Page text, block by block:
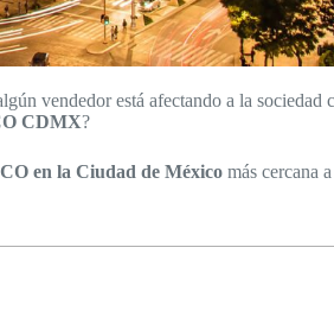
vendedor está afectando a la sociedad
CDMX?
en la Ciudad de Méxicomás cercana